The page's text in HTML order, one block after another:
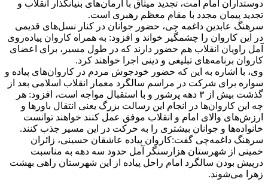
دوستداران امام امت، تجدید میثاق با آرمان‌های بنیانگذار انقلاب و
تجدید پیمان مجدد با مقام معظم رهبری است.
سرهنگ عابدین داغمه چی، حضور جوانان در کنار نسل‌های قدیمی
در این کاروان را چشمگیر خواند و افزود: به همراه کاروان پیاده‌روی
آمل راویان انقلاب هم حضور دارند که در طول مسیر، برای اعضای
کاروان برنامه‌های تبلیغی و دینی اجرا خواهند کرد.
وی، با اشاره به این که حضور خودجوش مردم در کاروان‌های پیاده و
سواره برای شرکت در مراسم سالگرد معمار انقلاب اسلامی بعد از
گذشت بیش از ۳ دهه پرشور و با استقبال مواجه است، افزود: هر
چه این کاروان‌ها در انجام این رسالت بزرگ یعنی انتقال باور‌ها و
ارزش‌های والای امام و انقلاب موفق عمل کنند خواهند توانست
خانواده‌ها و جوانان بیشتری را به حرکت در این مسیر جذب کنند.
سرهنگ داغمه‌چی گفت:کاروان پیاده عاشقان حسینی، زائران
خمینی از شهرستان هزارسنگر آمل حدود سه دهه به مناسبت
درپیش بودن سالگرد امام راحل پیاده از این شهرستان راهی بهشت
زهرا می‌شوند.